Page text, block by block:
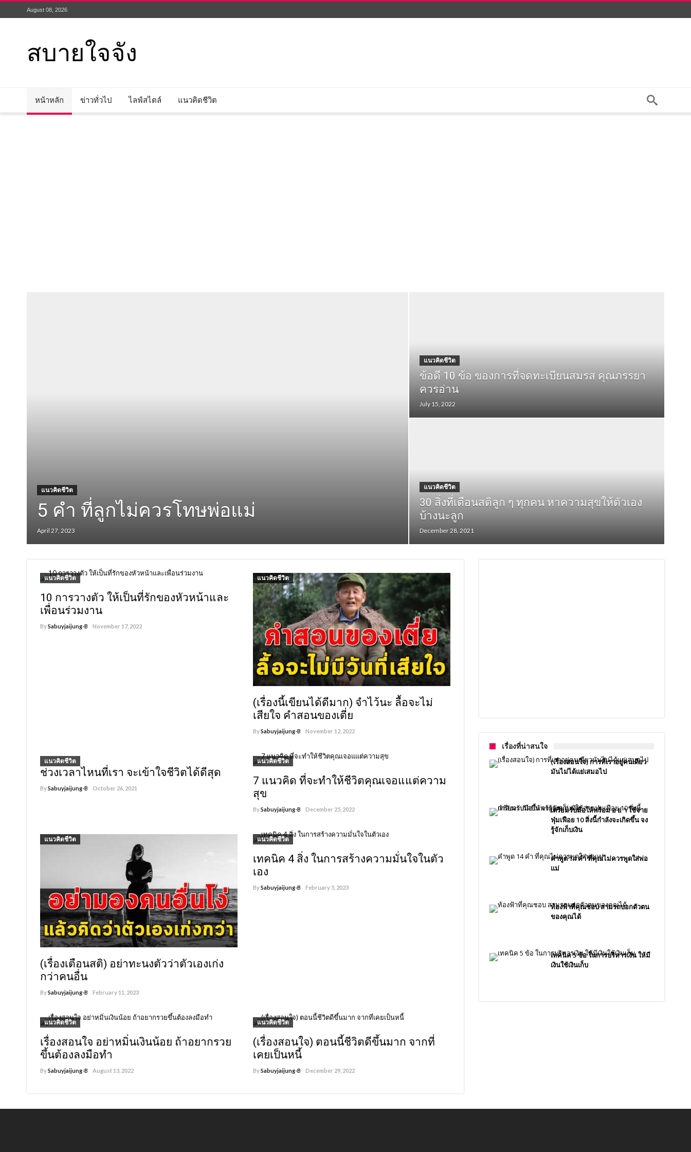
August 08, 2026
สบายใจจัง
หน้าหลัก ข่าวทั่วไป ไลฟ์สไตล์ แนวคิดชีวิต
แนวคิดชีวิต
5 คำ ที่ลูกไม่ควรโทษพ่อแม่
April 27, 2023
แนวคิดชีวิต
ข้อดี 10 ข้อ ของการที่จดทะเบียนสมรส คุณภรรยา
ควรอ่าน
July 15, 2022
แนวคิดชีวิต
30 สิ่งที่เตือนสติลูก ๆ ทุกคน หาความสุขให้ตัวเอง
บ้างนะลูก
December 28, 2021
แนวคิดชีวิต
10 วิธีคิดที่ธรรมดา เรียบง่าย แต่สุขสุดๆ
September 28, 2021
แนวคิดชีวิต
10 การวางตัว ให้เป็นที่รักของหัวหน้าและ
เพื่อนร่วมงาน
BySabuyjaijung-B November 17, 2022
แนวคิดชีวิต
(เรื่องนี้เขียนได้ดีมาก) จำไว้นะ ลื้อจะไม่
เสียใจ คำสอนของเตี่ย
BySabuyjaijung-B November 12, 2022
แนวคิดชีวิต
ช่วงเวลาไหนที่เรา จะเข้าใจชีวิตได้ดีสุด
BySabuyjaijung-B October 26, 2021
แนวคิดชีวิต
7 แนวคิด ที่จะทำให้ชีวิตคุณเจอแแต่ความ
สุข
BySabuyjaijung-B December 25, 2022
แนวคิดชีวิต
(เรื่องเตือนสติ) อย่าทะนงตัวว่าตัวเองเก่ง
กว่าคนอื่น
BySabuyjaijung-B February 11, 2023
แนวคิดชีวิต
เทคนิค 4 สิ่ง ในการสร้างความมั่นใจในตัว
เอง
BySabuyjaijung-B February 5, 2023
แนวคิดชีวิต
เรื่องสอนใจ อย่าหมิ่นเงินน้อย ถ้าอยากรวย
ขึ้นต้องลงมือทำ
BySabuyjaijung-B August 13, 2022
แนวคิดชีวิต
(เรื่องสอนใจ) ตอนนี้ชีวิตดีขึ้นมาก จากที่
เคยเป็นหนี้
BySabuyjaijung-B December 29, 2022
เรื่องที่น่าสนใจ
(เรื่องสอนใจ) การที่เราอยู่คนเดียว
มันไม่ได้แย่เสมอไป
เตรียมรับมือให้พร้อม อ ย่ า ใช้จ่าย
ฟุ่มเฟือย 10 สิ่งนี้กำลังจะเกิดขึ้น จง
รู้จักเก็บเงิน
คำพูด 14 คำ ที่คุณไม่ควรพูดใส่พ่อ
แม่
ท้องฟ้าที่คุณชอบ สามรถบอกตัวตน
ของคุณได้
เทคนิค 5 ข้อ ในการบริหารเงิน ให้มี
เงินใช้เงินเก็บ